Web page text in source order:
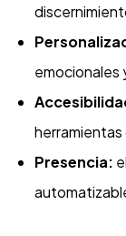
emocionales
Presencia: